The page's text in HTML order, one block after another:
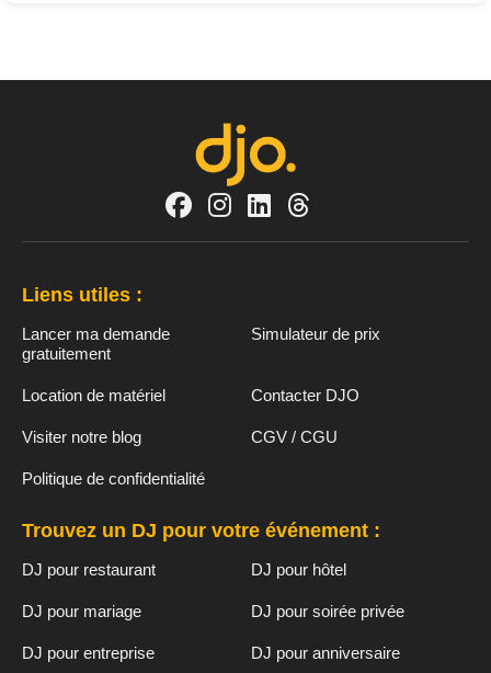
Liens utiles :
Lancer ma demande
gratuitement
Simulateur de prix
Location de matériel Contacter DJO
Visiter notre blog CGV / CGU
Politique de confidentialité
Trouvez un DJ pour votre événement :
DJ pour restaurant DJ pour hôtel
DJ pour mariage DJ pour soirée privée
DJ pour entreprise DJ pour anniversaire